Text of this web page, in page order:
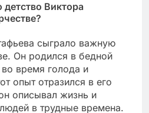
Виктора
сыграло важную
Он родился в бедной
время голода и
опыт отразился в его
описывал жизнь и
в трудные времена.